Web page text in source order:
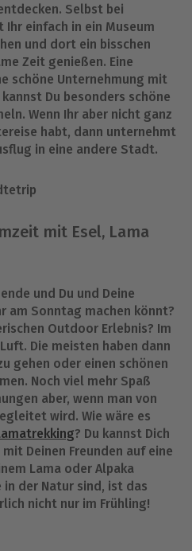
Selbst bei
einfach in ein Museum
und dort ein bisschen
Zeit genießen. Eine
schöne Unternehmung mit
Du besonders schöne
Wenn Ihr aber nicht ganz
habt, dann unternehmt
in eine andere Stadt.
mit Esel, Lama
und Du und Deine
am Sonntag machen könnt?
Outdoor Erlebnis? Im
Die meisten haben dann
gehen oder einen schönen
Noch viel mehr Spaß
aber, wenn man von
wird. Wie wäre es
? Du kannst Dich
Deinen Freunden auf eine
Lama oder Alpaka
in der Natur sind, ist das
nicht nur im Frühling!